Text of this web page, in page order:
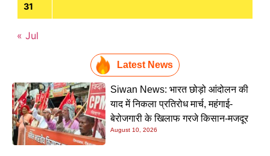
31
« Jul
Latest News
Siwan News: भारत छोड़ो आंदोलन की
याद में निकला प्रतिरोध मार्च, महंगाई-
बेरोजगारी के खिलाफ गरजे किसान-मजदूर
August 10, 2026